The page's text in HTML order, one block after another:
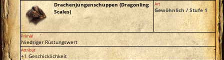
Drachenjungenschuppen (Dragonling
Scales)
Art
Gewöhnlich / Stufe 1
Primär
Niedriger Rüstungswert
Attribut
+1 Geschicklichkeit